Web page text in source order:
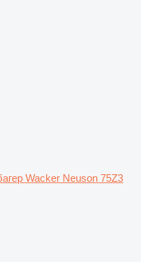
Wacker Neuson 75Z3